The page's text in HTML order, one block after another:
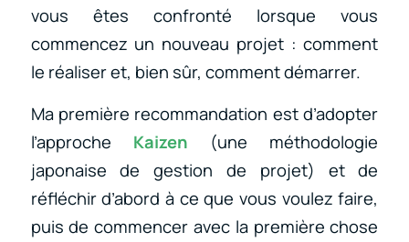
vous êtes confronté lorsque vous
commencez un nouveau projet : comment
le réaliser et, bien sûr, comment démarrer.
Ma première recommandation est d’adopter
l’approche Kaizen (une méthodologie
japonaise de gestion de projet) et de
réfléchir d’abord à ce que vous voulez faire,
puis de commencer avec la première chose